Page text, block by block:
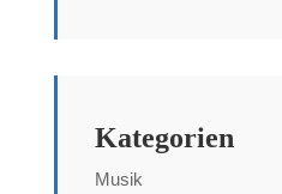
Kategorien
Musik